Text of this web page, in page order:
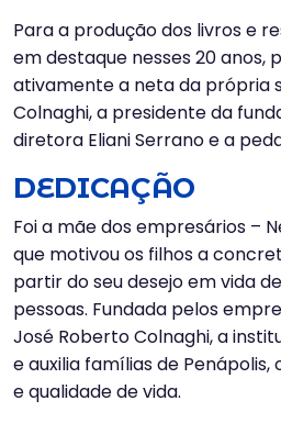
Para a produção dos livros e
em destaque nesses 20 anos,
ativamente a neta da própria
Colnaghi, a presidente da
diretora Eliani Serrano e a
DEDICAÇÃO
Foi a mãe dos empresários –
que motivou os filhos a
partir do seu desejo em vida
pessoas. Fundada pelos
José Roberto Colnaghi, a
e auxilia famílias de
e qualidade de vida.